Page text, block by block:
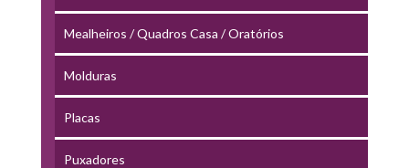
Mealheiros / Quadros Casa / Oratórios
Molduras
Placas
Puxadores